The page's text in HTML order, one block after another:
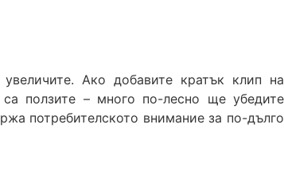
Ако добавите кратък клип на
са ползите – много по-лесно ще убедите
потребителското внимание за по-дълго